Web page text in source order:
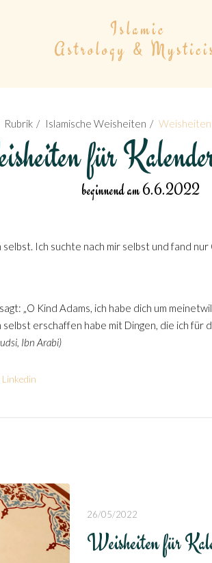
Rubrik Islamische Weisheiten
für
beginnend am 6.6.2022
Ich suchte nach mir selbst und fand nur
„O Kind Adams, ich habe dich um
erschaffen habe mit Dingen, die ich für
Ibn Arabi)
Linkedin
26/05/2022
Weisheiten für